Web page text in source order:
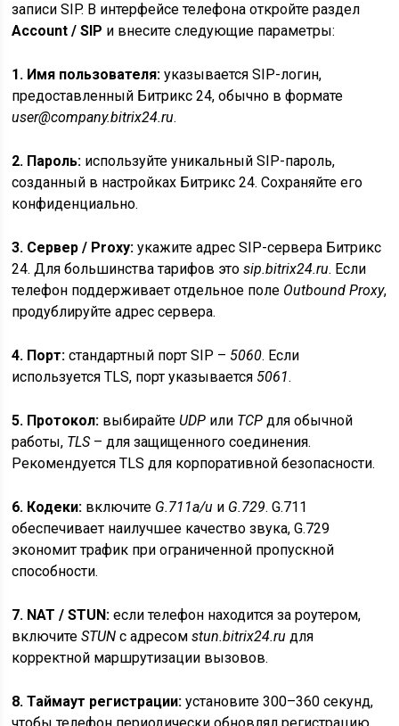
записи SIP. В интерфейсе телефона откройте раздел
Account / SIP и внесите следующие параметры:
1. Имя пользователя: указывается SIP-логин,
предоставленный Битрикс 24, обычно в формате
user@company.bitrix24.ru.
2. Пароль: используйте уникальный SIP-пароль,
созданный в настройках Битрикс 24. Сохраняйте его
конфиденциально.
3. Сервер / Proxy: укажите адрес SIP-сервера Битрикс
24. Для большинства тарифов этоsip.bitrix24.ru. Если
телефон поддерживает отдельное поле Outbound Proxy,
продублируйте адрес сервера.
4. Порт: стандартный порт SIP – 5060. Если
используется TLS, порт указывается 5061.
5. Протокол: выбирайте UDP или TCP для обычной
работы, TLS– для защищенного соединения.
Рекомендуется TLS для корпоративной безопасности.
6. Кодеки: включите G.711a/u и G.729. G.711
обеспечивает наилучшее качество звука, G.729
экономит трафик при ограниченной пропускной
способности.
7. NAT / STUN: если телефон находится за роутером,
включитеSTUN с адресомstun.bitrix24.ru для
корректной маршрутизации вызовов.
8. Таймаут регистрации: установите 300–360 секунд,